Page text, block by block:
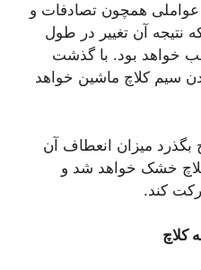
عواملی همچون تصادفات و
آن تغییر در طول
خواهد بود. با گذشت
سیم کلاچ ماشین خواهد
میزان انعطاف آن
خشک خواهد شد و
کند.
کلاچ